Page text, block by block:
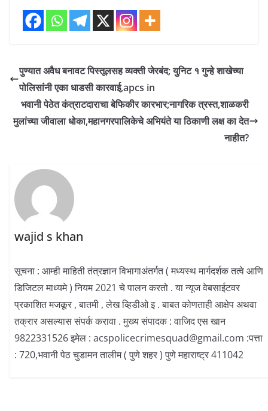
पुण्यात अवैध बनावट पिस्तूलसह व्यक्ती जेरबंद; युनिट १ गुन्हे शाखेच्या
पोलिसांनी एका धाडसी कारवाई,apcs in
भवानी पेठेत कंत्राटदाराचा बेफिकीर कारभार;नागरिक त्रस्त,शाळकरी
मुलांच्या जीवाला धोका,महानगरपालिकेचे अभियंते या ठिकाणी लक्ष का देत
नाहीत?
wajid s khan
सूचना : आम्ही माहिती तंत्रज्ञान विभागाअंतर्गत ( मध्यस्थ मार्गदर्शक तत्वे आणि
डिजिटल माध्यमे ) नियम 2021 चे पालन करतो . या न्यूज वेबसाईटवर
प्रकाशित मजकूर , बातमी , लेख व्हिडीओ इ . बाबत कोणताही आक्षेप अथवा
तक्रार असल्यास संपर्क करावा . मुख्य संपादक : वाजिद एस खान
9822331526 इमेल : acspolicecrimesquad@gmail.com :पत्ता
: 720,भवानी पेठ चुडामन तालीम ( पुणे शहर ) पुणे महाराष्ट्र 411042